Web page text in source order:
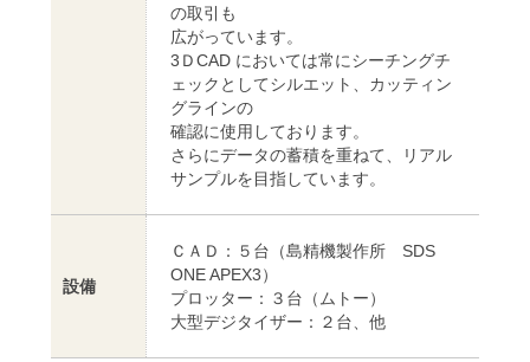
の取引も
広がっています。
3ＤCAD においては常にシーチングチ
ェックとしてシルエット、カッティン
グラインの
確認に使用しております。
さらにデータの蓄積を重ねて、リアル
サンプルを目指しています。
設備
ＣＡＤ：５台（島精機製作所 SDS
ONE APEX3）
プロッター：３台（ムトー）
大型デジタイザー：２台、他